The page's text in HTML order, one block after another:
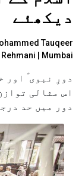
دیکھئے
Tauqeer
Rehmani | Mumbai
دورِ نبوی ؐ اور
اس مثالی
دور میں حد